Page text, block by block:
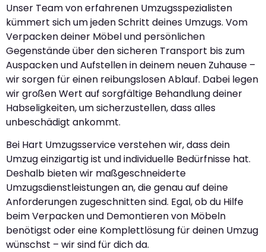
Unser Team von erfahrenen Umzugsspezialisten
kümmert sich um jeden Schritt deines Umzugs. Vom
Verpacken deiner Möbel und persönlichen
Gegenstände über den sicheren Transport bis zum
Auspacken und Aufstellen in deinem neuen Zuhause –
wir sorgen für einen reibungslosen Ablauf. Dabei legen
wir großen Wert auf sorgfältige Behandlung deiner
Habseligkeiten, um sicherzustellen, dass alles
unbeschädigt ankommt.
Bei Hart Umzugsservice verstehen wir, dass dein
Umzug einzigartig ist und individuelle Bedürfnisse hat.
Deshalb bieten wir maßgeschneiderte
Umzugsdienstleistungen an, die genau auf deine
Anforderungen zugeschnitten sind. Egal, ob du Hilfe
beim Verpacken und Demontieren von Möbeln
benötigst oder eine Komplettlösung für deinen Umzug
wünschst – wir sind für dich da.